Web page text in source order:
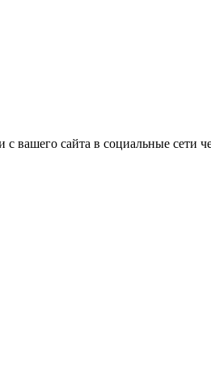
с вашего сайта в социальные сети